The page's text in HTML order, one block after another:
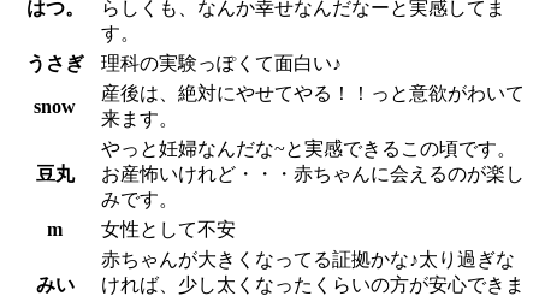
はつ。
らしくも、なんか幸せなんだなーと実感してま
す。
うさぎ
理科の実験っぽくて面白い♪
snow
産後は、絶対にやせてやる！！っと意欲がわいて
来ます。
豆丸
やっと妊婦なんだな~と実感できるこの頃です。
お産怖いけれど・・・赤ちゃんに会えるのが楽し
みです。
m
女性として不安
みい
赤ちゃんが大きくなってる証拠かな♪太り過ぎな
ければ、少し太くなったくらいの方が安心できま